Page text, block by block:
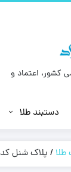
کشور، اعتماد و
دستبند طلا
طلا/ پلاک شنل کد1